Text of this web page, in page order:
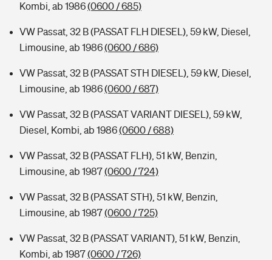
Kombi, ab 1986(0600 / 685)
VW Passat, 32 B (PASSAT FLH DIESEL), 59 kW, Diesel,
Limousine, ab 1986(0600 / 686)
VW Passat, 32 B (PASSAT STH DIESEL), 59 kW, Diesel,
Limousine, ab 1986(0600 / 687)
VW Passat, 32 B (PASSAT VARIANT DIESEL), 59 kW,
Diesel, Kombi, ab 1986(0600 / 688)
VW Passat, 32 B (PASSAT FLH), 51 kW, Benzin,
Limousine, ab 1987(0600 / 724)
VW Passat, 32 B (PASSAT STH), 51 kW, Benzin,
Limousine, ab 1987(0600 / 725)
VW Passat, 32 B (PASSAT VARIANT), 51 kW, Benzin,
Kombi, ab 1987(0600 / 726)